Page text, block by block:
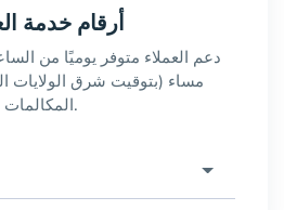
أرقام خدمة
مساء (بتوقيت شرق الولايات
المكالمات.